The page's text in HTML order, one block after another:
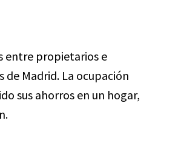
entre propietarios e
Madrid. La ocupación
sus ahorros en un hogar,